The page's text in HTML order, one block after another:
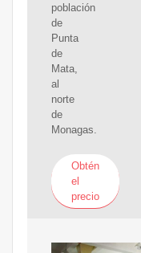
población
de
Punta
de
Mata,
al
norte
de
Monagas.
Obtén
el
precio